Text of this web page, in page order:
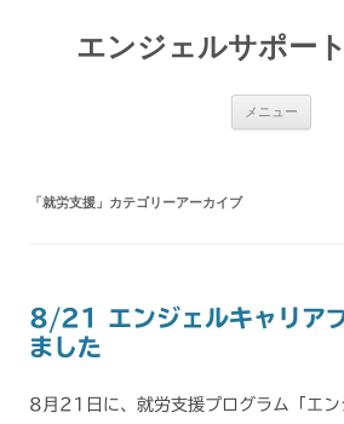
エンジェルサポー
メニュー
「就労支援 」カテゴリーアーカイブ
8/21 エンジェルキャリア
ました
8月21日に、就労支援プログラム「エン